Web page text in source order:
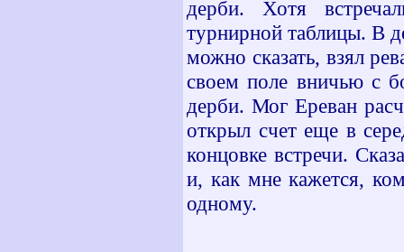
дерби. Хотя
турнирной таблицы. В
можно сказать, взял
своем поле вничью с
дерби. Мог Ереван
открыл счет еще в
концовке встречи.
и, как мне кажется,
одному.